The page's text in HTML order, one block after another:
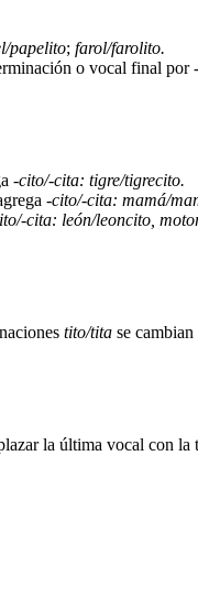
papelito; farol/farolito.
o vocal final por
-cito/-cita: tigre/tigrecito.
-cito/-cita: mamá/
cita: león/leoncito,
tito/tita se
la última vocal con la